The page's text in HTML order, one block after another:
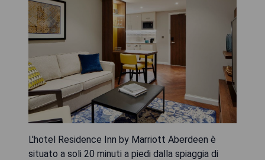
L'hotel Residence Inn by Marriott Aberdeen è
situato a soli 20 minuti a piedi dalla spiaggia di